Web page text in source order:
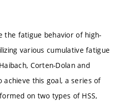
the fatigue behavior of high-
various cumulative fatigue
Corten-Dolan and
achieve this goal, a series of
on two types of HSS,